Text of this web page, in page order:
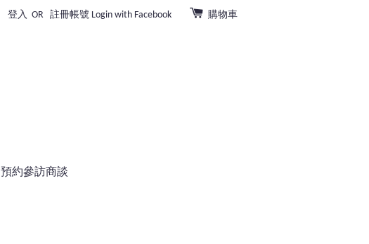
登入 OR 註冊帳號 Login with Facebook 購物車
預約參訪商談